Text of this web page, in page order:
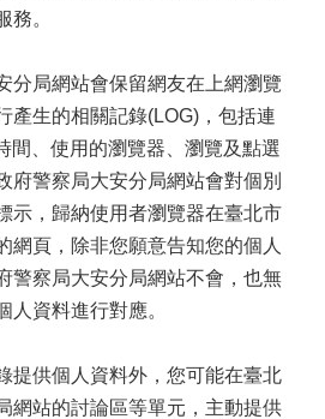
務。
分局網站會保留網友在上網瀏覽
產生的相關記錄(LOG)，包括連
間、使用的瀏覽器、瀏覽及點選
府警察局大安分局網站會對個別
示，歸納使用者瀏覽器在臺北市
網頁，除非您願意告知您的個人
警察局大安分局網站不會，也無
人資料進行對應。
提供個人資料外，您可能在臺北
網站的討論區等單元，主動提供